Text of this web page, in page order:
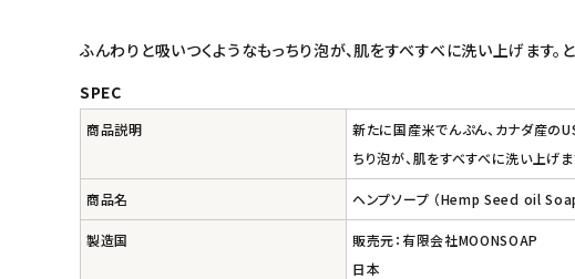
フード・ドリンク
定期購入
ふんわりと吸いつくようなもっちり泡が、肌をすべすべに洗い上げます
SPEC
商品説明
新たに国産米でんぷん、カナダ産の
ちり泡が、肌をすべすべに洗い上げ
商品名 ヘンプソープ （Hemp Seed oil Soap
製造国
販売元：有限会社MOONSOAP
日本